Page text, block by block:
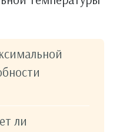
ли